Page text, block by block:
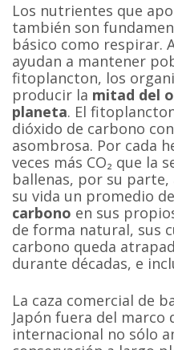
Los nutrientes que
también son
básico como respirar.
ayudan a mantener
fitoplancton, los
producir la mitad del
planeta. El
dióxido de carbono
asombrosa. Por cada
veces más CO₂ que la
ballenas, por su
su vida un promedio de
carbono en sus
de forma natural, sus
carbono queda
durante décadas, e
La caza comercial de
Japón fuera del
internacional no sólo